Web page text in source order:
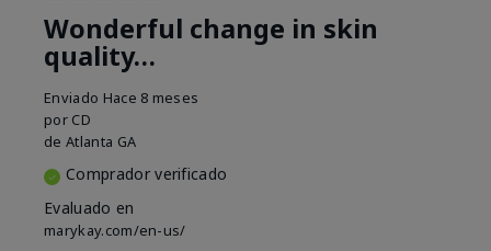
Wonderful change in skin
quality…
Enviado Hace 8 meses
por CD
de Atlanta GA
Comprador verificado
Evaluado en
marykay.com/en-us/